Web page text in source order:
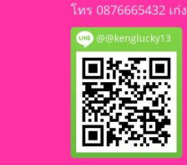
โทร 0876665432 เก่ง
@@kenglucky13